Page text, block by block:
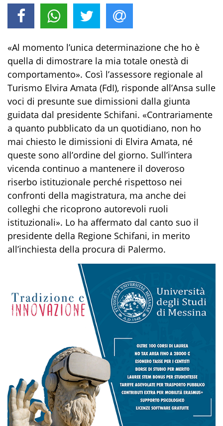
«Al momento l’unica determinazione che ho è
quella di dimostrare la mia totale onestà di
comportamento». Così l’assessore regionale al
Turismo Elvira Amata (FdI), risponde all’Ansa sulle
voci di presunte sue dimissioni dalla giunta
guidata dal presidente Schifani. «Contrariamente
a quanto pubblicato da un quotidiano, non ho
mai chiesto le dimissioni di Elvira Amata, né
queste sono all’ordine del giorno. Sull’intera
vicenda continuo a mantenere il doveroso
riserbo istituzionale perché rispettoso nei
confronti della magistratura, ma anche dei
colleghi che ricoprono autorevoli ruoli
istituzionali». Lo ha affermato dal canto suo il
presidente della Regione Schifani, in merito
all’inchiesta della procura di Palermo.